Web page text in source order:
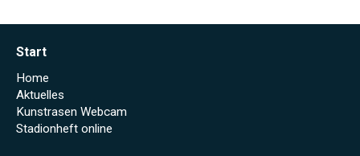
Start
Home
Aktuelles
Kunstrasen Webcam
Stadionheft online